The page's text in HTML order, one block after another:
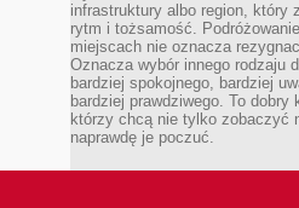
infrastruktury albo region, który
rytm i tożsamość.
miejscach nie oznacza
Oznacza wybór innego rodzaju
bardziej spokojnego, bardziej
bardziej prawdziwego. To dobry
którzy chcą nie tylko zobaczyć
naprawdę je poczuć.